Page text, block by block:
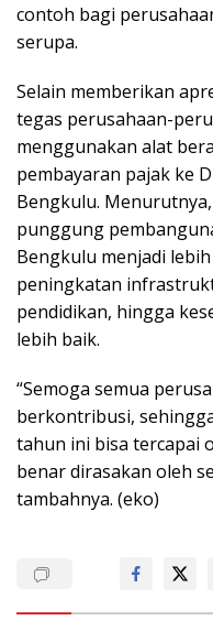
contoh bagi
serupa.
Selain memberikan
tegas perusahaan-
menggunakan alat
pembayaran pajak ke
Bengkulu.
punggung
Bengkulu menjadi
peningkatan
pendidikan, hingga
lebih baik.
“Semoga semua
berkontribusi,
tahun ini bisa tercapai
benar dirasakan oleh
tambahnya. (eko)